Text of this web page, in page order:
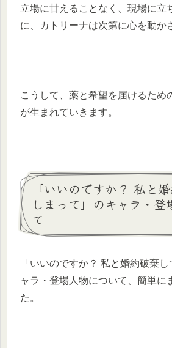
立場に甘えることなく、現場に立
に、カトリーナは次第に心を動か
こうして、薬と希望を届けるため
が生まれていきます。
「いいのですか？ 私と
しまって」のキャラ・登
て
「いいのですか？ 私と婚約破棄
ャラ・登場人物について、簡単に
た。